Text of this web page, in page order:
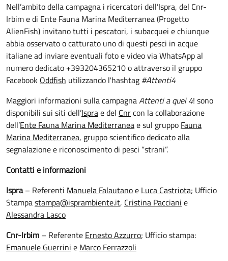
Nell’ambito della campagna i ricercatori dell’Ispra, del Cnr-
Irbim e di Ente Fauna Marina Mediterranea (Progetto
AlienFish) invitano tutti i pescatori, i subacquei e chiunque
abbia osservato o catturato uno di questi pesci in acque
italiane ad inviare eventuali foto e video via WhatsApp al
numero dedicato +393204365210 o attraverso il gruppo
Facebook Oddfish utilizzando l'hashtag #Attenti4
Maggiori informazioni sulla campagnaAttenti a quei 4! sono
disponibili sui siti dell’Isprae del Cnrcon la collaborazione
dell’Ente Fauna Marina Mediterraneae sul gruppo Fauna
Marina Mediterranea, gruppo scientifico dedicato alla
segnalazione e riconoscimento di pesci “strani”.
Contatti e informazioni
Ispra– Referenti Manuela Falautanoe Luca Castriota; Ufficio
Stampastampa@isprambiente.it, Cristina Pacciani e
Alessandra Lasco
Cnr-Irbim – Referente Ernesto Azzurro; Ufficio stampa:
Emanuele Guerrini e Marco Ferrazzoli